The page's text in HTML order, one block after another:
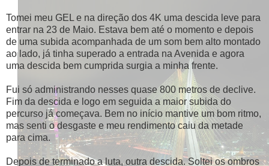
Tomei meu GEL e na direção dos 4K uma descida leve para
entrar na 23 de Maio. Estava bem até o momento e depois
de uma subida acompanhada de um som bem alto montado
ao lado, já tinha superado a entrada na Avenida e agora
uma descida bem cumprida surgia a minha frente.
Fui só administrando nesses quase 800 metros de declive.
Fim da descida e logo em seguida a maior subida do
percurso já começava. Bem no início mantive um bom ritmo,
mas senti o desgaste e meu rendimento caiu da metade
para cima.
Depois de terminado a luta, outra descida. Soltei os ombros